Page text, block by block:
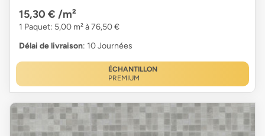
15,30 € /m²
1 Paquet: 5,00 m² à 76,50 €
Délai de livraison: 10 Journées
ÉCHANTILLON
PREMIUM